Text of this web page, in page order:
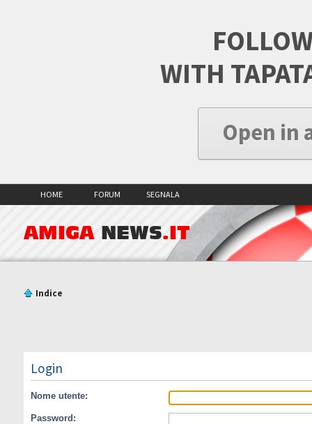
WITH
Open in
HOME FORUM SEGNALA
AMIGA NEWS.IT
Indice
Login
Nome utente:
Password: